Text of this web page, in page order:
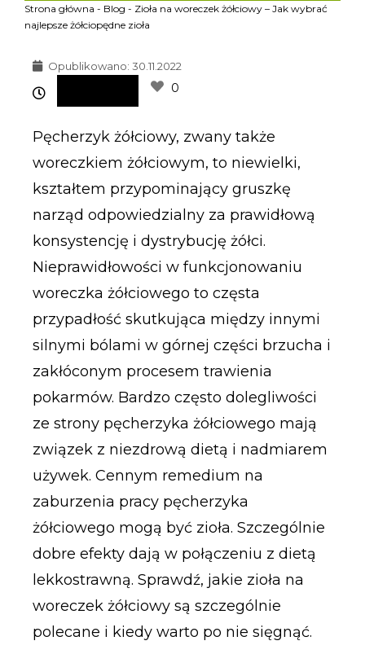
Strona główna - Blog - Zioła na woreczek żółciowy – Jak wybrać
najlepsze żółciopędne zioła
Opublikowano: 30.11.2022
0
Pęcherzyk żółciowy, zwany także
woreczkiem żółciowym, to niewielki,
kształtem przypominający gruszkę
narząd odpowiedzialny za prawidłową
konsystencję i dystrybucję żółci.
Nieprawidłowości w funkcjonowaniu
woreczka żółciowego to częsta
przypadłość skutkująca między innymi
silnymi bólami w górnej części brzucha i
zakłóconym procesem trawienia
pokarmów. Bardzo często dolegliwości
ze strony pęcherzyka żółciowego mają
związek z niezdrową dietą i nadmiarem
używek. Cennym remedium na
zaburzenia pracy pęcherzyka
żółciowego mogą być zioła. Szczególnie
dobre efekty dają w połączeniu z dietą
lekkostrawną. Sprawdź, jakie zioła na
woreczek żółciowy są szczególnie
polecane i kiedy warto po nie sięgnąć.